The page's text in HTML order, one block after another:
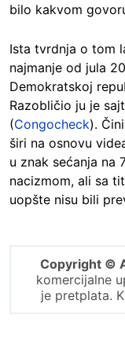
bilo kakvom
Ista tvrdnja o tom
najmanje od jula
Demokratskoj
Razobličio ju je
(Congocheck).
širi na osnovu
u znak sećanja na
nacizmom, ali sa
uopšte nisu bili
Copyright ©
komercijalne
je pretplata.